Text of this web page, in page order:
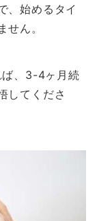
、始めるタイ
せん。
ば、3-4ヶ月続
してくださ